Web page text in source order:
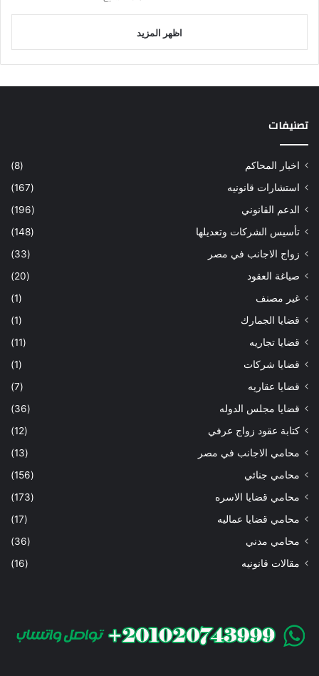
اظهر المزيد
تصنيفات
اخبار المحاكم
(8)
استشارات قانونيه
(167)
الدعم القانوني
(196)
تأسيس الشركات وتعديلها
(148)
زواج الاجانب في مصر
(33)
صياغة العقود
(20)
غير مصنف
(1)
قضايا الجمارك
(1)
قضايا تجاريه
(11)
قضايا شركات
(1)
قضايا عقاريه
(7)
قضايا مجلس الدوله
(36)
كتابة عقود زواج عرفي
(12)
محامي الاجانب في مصر
(13)
محامي جنائي
(156)
محامي قضايا الاسره
(173)
محامي قضايا عماليه
(17)
محامي مدني
(36)
مقالات قانونيه
(16)